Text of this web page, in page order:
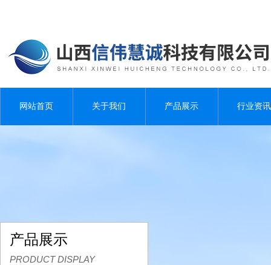
网站首页 关于我们 产品展示 行业资讯
产品展示
PRODUCT DISPLAY